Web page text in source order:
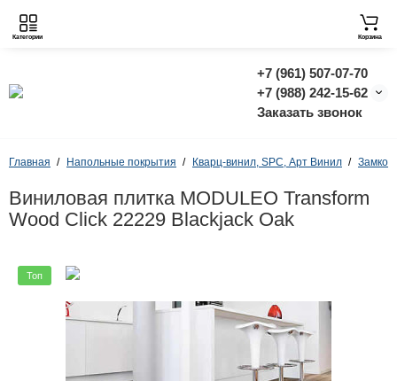
+7 (961) 507-07-70
+7 (988) 242-15-62
Заказать звонок
Категории Корзина
Главная Напольные покрытия Кварц-винил, SPC, Арт Винил
Виниловая плитка MODULEO Transform
Wood Click 22229 Blackjack Oak
Топ